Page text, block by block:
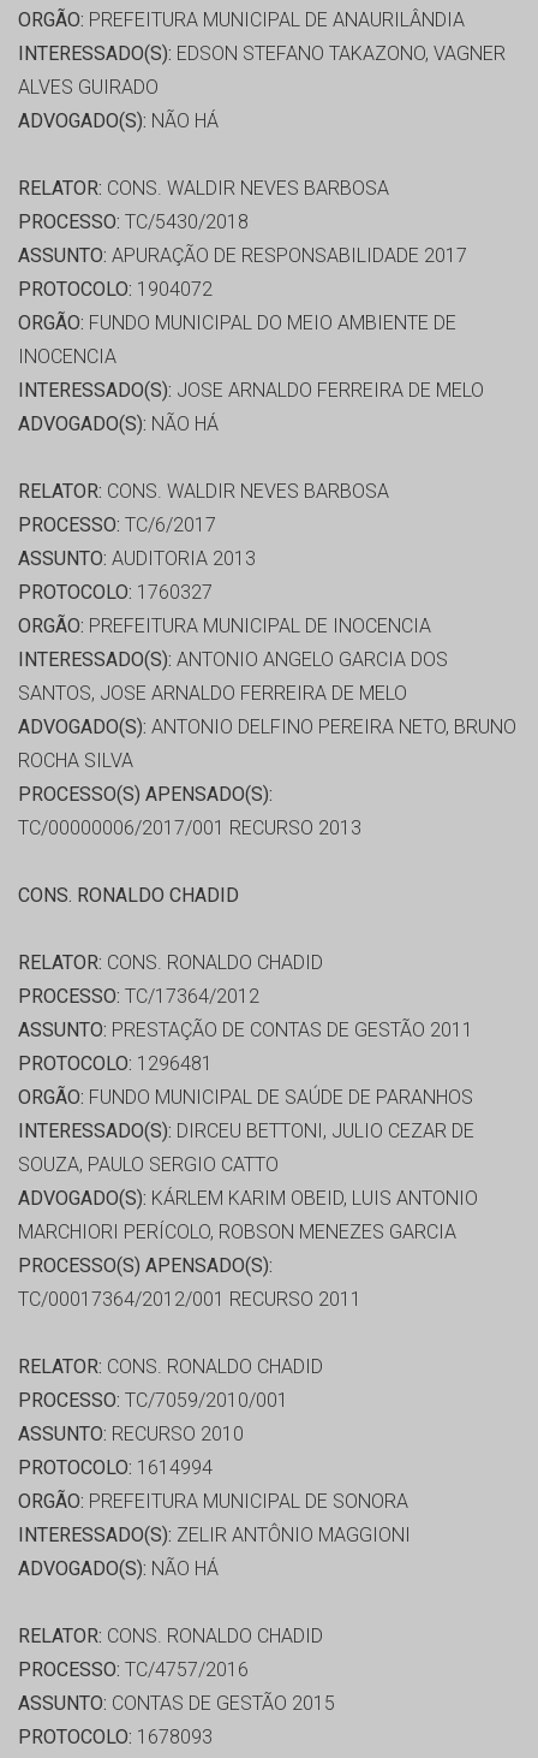
ORGÃO: PREFEITURA MUNICIPAL DE ANAURILÂNDIA
INTERESSADO(S): EDSON STEFANO TAKAZONO, VAGNER
ALVES GUIRADO
ADVOGADO(S): NÃO HÁ
RELATOR: CONS. WALDIR NEVES BARBOSA
PROCESSO: TC/5430/2018
ASSUNTO: APURAÇÃO DE RESPONSABILIDADE 2017
PROTOCOLO: 1904072
ORGÃO: FUNDO MUNICIPAL DO MEIO AMBIENTE DE
INOCENCIA
INTERESSADO(S): JOSE ARNALDO FERREIRA DE MELO
ADVOGADO(S): NÃO HÁ
RELATOR: CONS. WALDIR NEVES BARBOSA
PROCESSO: TC/6/2017
ASSUNTO: AUDITORIA 2013
PROTOCOLO: 1760327
ORGÃO: PREFEITURA MUNICIPAL DE INOCENCIA
INTERESSADO(S): ANTONIO ANGELO GARCIA DOS
SANTOS, JOSE ARNALDO FERREIRA DE MELO
ADVOGADO(S): ANTONIO DELFINO PEREIRA NETO, BRUNO
ROCHA SILVA
PROCESSO(S) APENSADO(S):
TC/00000006/2017/001 RECURSO 2013
CONS. RONALDO CHADID
RELATOR: CONS. RONALDO CHADID
PROCESSO: TC/17364/2012
ASSUNTO: PRESTAÇÃO DE CONTAS DE GESTÃO 2011
PROTOCOLO: 1296481
ORGÃO: FUNDO MUNICIPAL DE SAÚDE DE PARANHOS
INTERESSADO(S): DIRCEU BETTONI, JULIO CEZAR DE
SOUZA, PAULO SERGIO CATTO
ADVOGADO(S): KÁRLEM KARIM OBEID, LUIS ANTONIO
MARCHIORI PERÍCOLO, ROBSON MENEZES GARCIA
PROCESSO(S) APENSADO(S):
TC/00017364/2012/001 RECURSO 2011
RELATOR: CONS. RONALDO CHADID
PROCESSO: TC/7059/2010/001
ASSUNTO: RECURSO 2010
PROTOCOLO: 1614994
ORGÃO: PREFEITURA MUNICIPAL DE SONORA
INTERESSADO(S): ZELIR ANTÔNIO MAGGIONI
ADVOGADO(S): NÃO HÁ
RELATOR: CONS. RONALDO CHADID
PROCESSO: TC/4757/2016
ASSUNTO: CONTAS DE GESTÃO 2015
PROTOCOLO: 1678093